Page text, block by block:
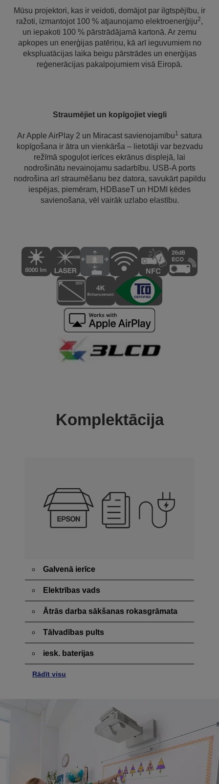
Mūsu projektori, kas ir veidoti, domājot par ilgtspējību, ir
ražoti, izmantojot 100 % atjaunojamo elektroenerģiju2,
un iepakoti 100 % pārstrādājamā kartonā. Ar zemu
apkopes un enerģijas patēriņu, kā arī ieguvumiem no
ekspluatācijas laika beigu pārstrādes un enerģijas
reģenerācijas pakalpojumiem visā Eiropā.
Straumējiet un kopīgojiet viegli
Ar Apple AirPlay 2 un Miracast savienojamību1 satura
kopīgošana ir ātra un vienkārša – lietotāji var bezvadu
režīmā spoguļot ierīces ekrānus displejā, lai
nodrošinātu nevainojamu sadarbību. USB-A ports
nodrošina arī straumēšanu bez datora, savukārt papildu
iespējas, piemēram, HDBaseT un HDMI ķēdes
savienošana, vēl vairāk uzlabo elastību.
Komplektācija
Galvenā ierīce
Elektrības vads
Ātrās darba sākšanas rokasgrāmata
Tālvadības pults
iesk. baterijas
Rādīt visu